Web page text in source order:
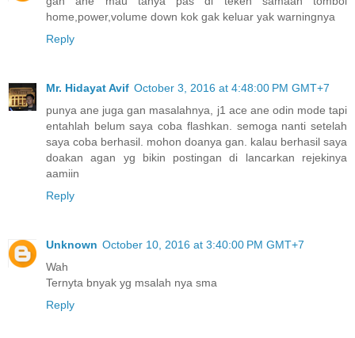
home,power,volume down kok gak keluar yak warningnya
Reply
Mr. Hidayat Avif October 3, 2016 at 4:48:00 PM GMT+7
punya ane juga gan masalahnya, j1 ace ane odin mode tapi
entahlah belum saya coba flashkan. semoga nanti setelah
saya coba berhasil. mohon doanya gan. kalau berhasil saya
doakan agan yg bikin postingan di lancarkan rejekinya
aamiin
Reply
Unknown October 10, 2016 at 3:40:00 PM GMT+7
Wah
Ternyta bnyak yg msalah nya sma
Reply